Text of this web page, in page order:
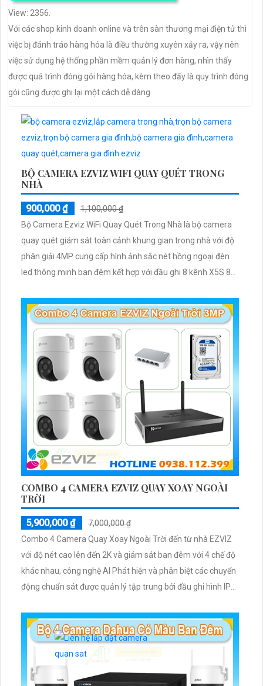
View: 2356.
Với các shop kinh doanh online và trên sàn thương mại điện tử thì
việc bị đánh tráo hàng hóa là điều thường xuyên xảy ra, vậy nên
việc sử dụng hệ thống phần mềm quản lý đơn hàng, nhìn thấy
được quá trình đóng gói hàng hóa, kèm theo đấy là quy trình đóng
gói cũng được ghi lại một cách dễ dàng
BỘ CAMERA EZVIZ WIFI QUAY QUÉT TRONG
NHÀ
900,000 ₫
1,100,000 ₫
Bộ Camera Ezviz WiFi Quay Quét Trong Nhà là bộ camera
quay quét giám sát toàn cảnh khung gian trong nhà với độ
phân giải 4MP cung cấp hình ảnh sắc nét hồng ngoại đèn
led thông minh ban đêm kết hợp với đầu ghi 8 kênh X5S 8W
COMBO 4 CAMERA EZVIZ QUAY XOAY NGOÀI
TRỜI
5,900,000 ₫
7,000,000 ₫
Combo 4 Camera Quay Xoay Ngoài Trời đến từ nhà EZVIZ
với độ nét cao lên đến 2K và giám sát ban đêm với 4 chế độ
khác nhau, công nghệ AI Phát hiện và phân biệt các chuyển
động chuẩn sát được quản lý tập trung bởi đầu ghi hình IP